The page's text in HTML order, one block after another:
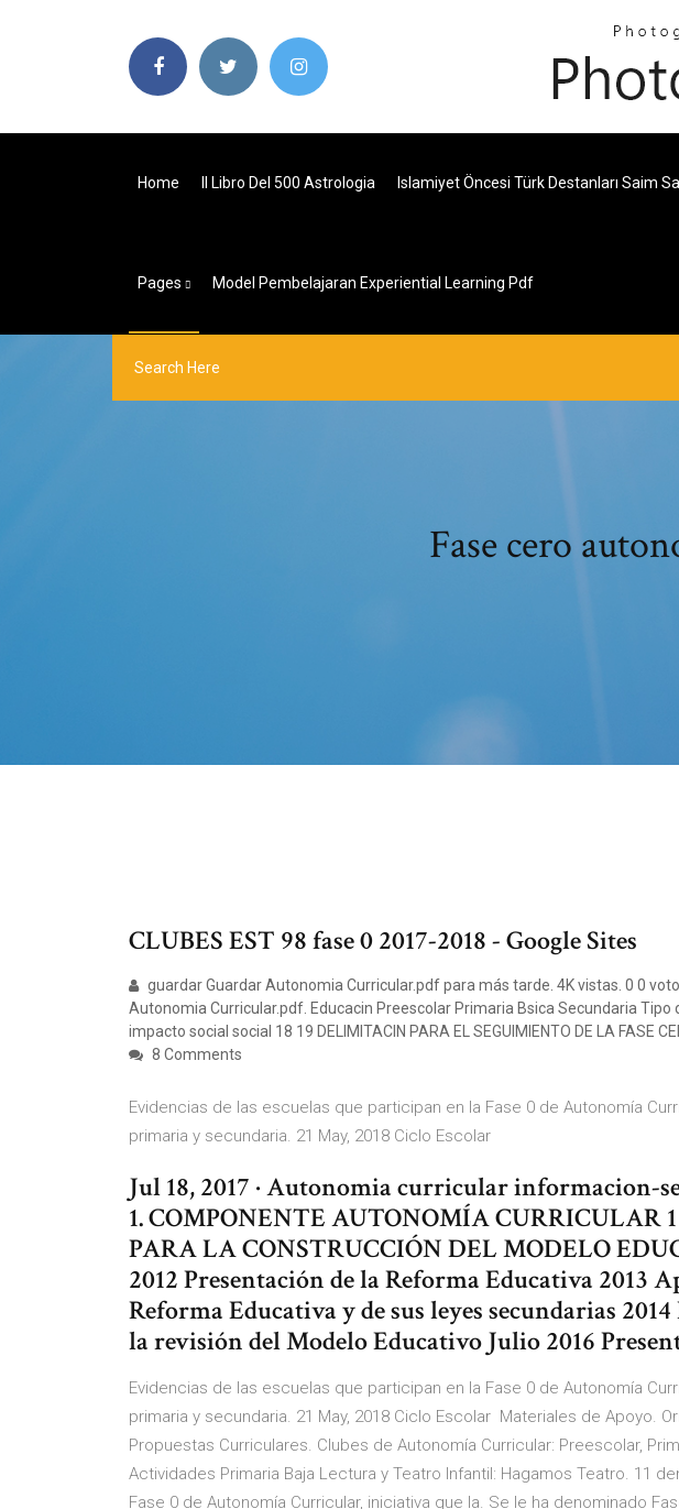
Home Il Libro Del 500 Astrologia Islamiyet Öncesi Türk Destanları Saim
Pages Model Pembelajaran Experiential Learning Pdf
Fase cero
CLUBES EST 98 fase 0 2017-2018 - Google Sites
guardar Guardar Autonomia Curricular.pdf para más tarde. 4K vistas. 0 0
Autonomia Curricular.pdf. Educacin Preescolar Primaria Bsica Secundaria Tipo
impacto social social 18 19 DELIMITACIN PARA EL SEGUIMIENTO DE LA FASE
8 Comments
Evidencias de las escuelas que participan en la Fase 0 de Autonomía
primaria y secundaria. 21 May, 2018 Ciclo Escolar
Jul 18, 2017 · Autonomia curricular informacion-
1. COMPONENTE AUTONOMÍA CURRICULAR
PARA LA CONSTRUCCIÓN DEL MODELO
2012 Presentación de la Reforma Educativa 2013
Reforma Educativa y de sus leyes secundarias
la revisión del Modelo Educativo Julio 2016
Evidencias de las escuelas que participan en la Fase 0 de Autonomía
primaria y secundaria. 21 May, 2018 Ciclo Escolar Materiales de Apoyo.
Propuestas Curriculares. Clubes de Autonomía Curricular: Preescolar,
Actividades Primaria Baja Lectura y Teatro Infantil: Hagamos Teatro. 11
Fase 0 de Autonomía Curricular, iniciativa que la. Se le ha denominado